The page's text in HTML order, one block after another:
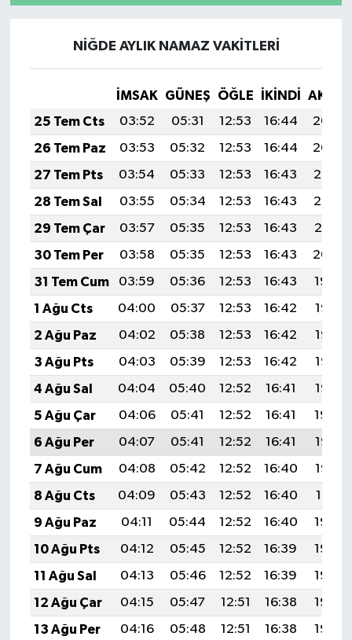
NİĞDE AYLIK NAMAZ VAKITLERI
İMSAK GÜNEŞ ÖĞLE İKINDI
25 Tem Cts
03:52 05:31 12:53 16:44
20:04
26 Tem Paz
03:53 05:32 12:53 16:44
20:04
27 Tem Pts
03:54 05:33 12:53 16:43
20:03
28 Tem Sal
03:55 05:34 12:53 16:43
20:02
29 Tem Çar
03:57 05:35 12:53 16:43
20:01
30 Tem Per
03:58 05:35 12:53 16:43
20:00
31 Tem Cum
03:59 05:36 12:53 16:43
19:59
1 Ağu Cts
04:00 05:37 12:53 16:42
19:58
2 Ağu Paz
04:02 05:38 12:53 16:42
19:57
3 Ağu Pts
04:03 05:39 12:53 16:42
19:56
4 Ağu Sal
04:04 05:40 12:52 16:41
19:55
5 Ağu Çar
04:06 05:41 12:52 16:41
19:54
6 Ağu Per
04:07 05:41 12:52 16:41
19:53
7 Ağu Cum
04:08 05:42 12:52 16:40
19:52
8 Ağu Cts
04:09 05:43 12:52 16:40
19:51
9 Ağu Paz
04:11 05:44 12:52 16:40
19:50
10 Ağu Pts
04:12 05:45 12:52 16:39
19:49
11 Ağu Sal
04:13 05:46 12:52 16:39
19:48
12 Ağu Çar
04:15 05:47 12:51 16:38
19:46
13 Ağu Per
04:16 05:48 12:51 16:38
19:45